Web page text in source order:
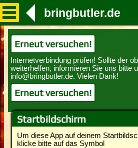
Startbildschirm
Um diese App auf deinem
klicke bitte auf das Symbol
bringbutler.de
Erneut versuchen!
Erneut versuchen!